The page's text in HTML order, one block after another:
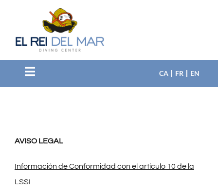
contenido
Toggle
CURSOS
CA FR EN
AVISO LEGAL
Información de Conformidad con el artículo 10 de la
LSSI